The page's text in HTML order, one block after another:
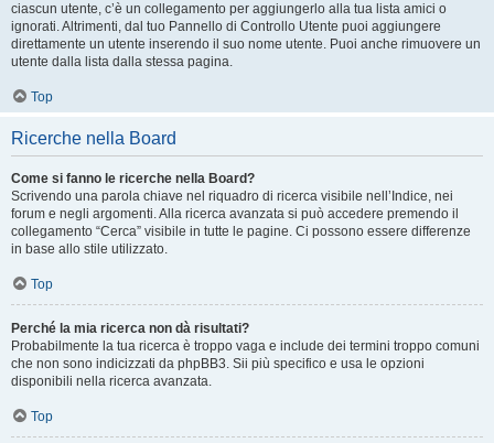
ciascun utente, c’è un collegamento per aggiungerlo alla tua lista amici o
ignorati. Altrimenti, dal tuo Pannello di Controllo Utente puoi aggiungere
direttamente un utente inserendo il suo nome utente. Puoi anche rimuovere un
utente dalla lista dalla stessa pagina.
Top
Ricerche nella Board
Come si fanno le ricerche nella Board?
Scrivendo una parola chiave nel riquadro di ricerca visibile nell’Indice, nei
forum e negli argomenti. Alla ricerca avanzata si può accedere premendo il
collegamento “Cerca” visibile in tutte le pagine. Ci possono essere differenze
in base allo stile utilizzato.
Top
Perché la mia ricerca non dà risultati?
Probabilmente la tua ricerca è troppo vaga e include dei termini troppo comuni
che non sono indicizzati da phpBB3. Sii più specifico e usa le opzioni
disponibili nella ricerca avanzata.
Top